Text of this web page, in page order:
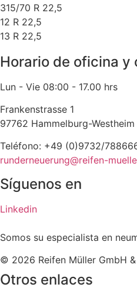
315/70 R 22,5
12 R 22,5
13 R 22,5
Horario de oficina y
Lun - Vie 08:00 - 17.00 hrs
Frankenstrasse 1
97762 Hammelburg-Westheim
Teléfono: +49 (0)9732/
runderneuerung@reifen-
Síguenos en
Linkedin
Somos su especialista en
© 2026 Reifen Müller GmbH
Otros enlaces